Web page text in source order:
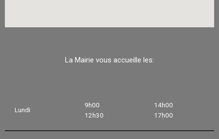
La Mairie vous accueille les:
Lundi
9h00
12h30
14h00
17h00